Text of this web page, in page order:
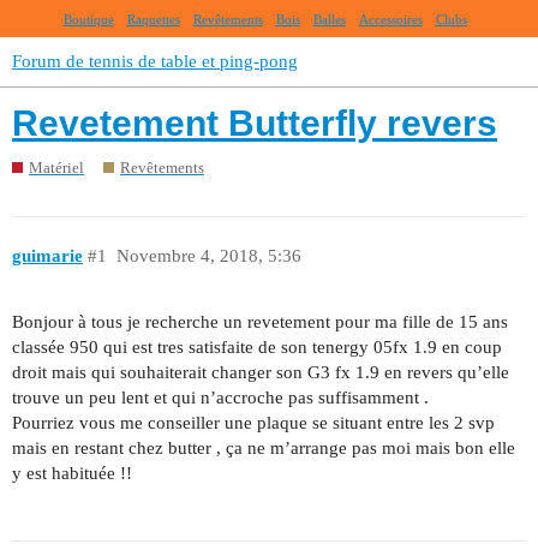
Boutique Raquettes Revêtements Bois Balles Accessoires Clubs
Forum de tennis de table et ping-pong
Revetement Butterfly revers
Matériel Revêtements
guimarie Novembre 4, 2018, 5:36
#1
Bonjour à tous je recherche un revetement pour ma fille de 15 ans
classée 950 qui est tres satisfaite de son tenergy 05fx 1.9 en coup
droit mais qui souhaiterait changer son G3 fx 1.9 en revers qu’elle
trouve un peu lent et qui n’accroche pas suffisamment .
Pourriez vous me conseiller une plaque se situant entre les 2 svp
mais en restant chez butter , ça ne m’arrange pas moi mais bon elle
y est habituée !!